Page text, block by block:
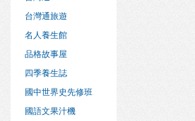
台灣通旅遊
名人養生館
品格故事屋
四季養生誌
國中世界史先修班
國語文果汁機